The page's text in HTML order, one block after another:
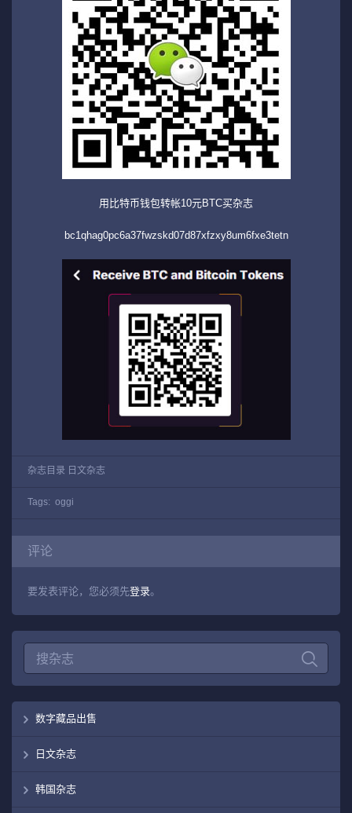
用比特币钱包转帐10元BTC买杂志
bc1qhag0pc6a37fwzskd07d87xfzxy8um6fxe3tetn
杂志目录 日文杂志
Tags: oggi
评论
要发表评论，您必须先登录。
数字藏品出售
日文杂志
韩国杂志